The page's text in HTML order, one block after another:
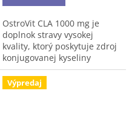
OstroVit CLA 1000 mg je
doplnok stravy vysokej
kvality, ktorý poskytuje zdroj
konjugovanej kyseliny
linolovej. Je to prípravok
dostupný vo forme ľahko
prehĺtateľných kapsúl,
Výpredaj